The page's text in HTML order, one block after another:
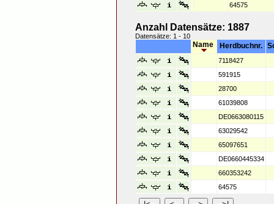
64575
Anzahl Datensätze: 1887
Datensätze: 1 - 10
Name Herdbuchnr.
7118427
591915
28700
61039808
DE0663080115
63029542
65097651
DE0660445334
660353242
64575